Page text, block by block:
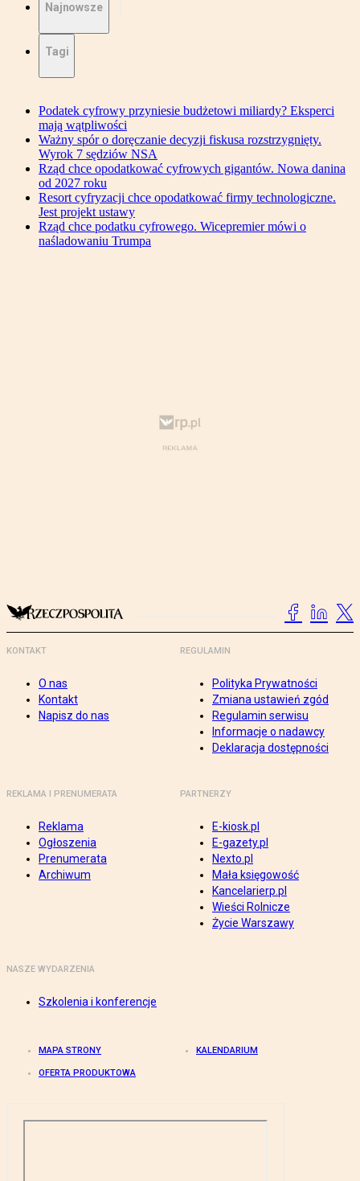
Najnowsze
Tagi
Podatek cyfrowy przyniesie budżetowi miliardy? Eksperci
mają wątpliwości
Ważny spór o doręczanie decyzji fiskusa rozstrzygnięty.
Wyrok 7 sędziów NSA
Rząd chce opodatkować cyfrowych gigantów. Nowa danina
od 2027 roku
Resort cyfryzacji chce opodatkować firmy technologiczne.
Jest projekt ustawy
Rząd chce podatku cyfrowego. Wicepremier mówi o
naśladowaniu Trumpa
KONTAKT
O nas
Kontakt
Napisz do nas
REGULAMIN
Polityka Prywatności
Zmiana ustawień zgód
Regulamin serwisu
Informacje o nadawcy
Deklaracja dostępności
REKLAMA I PRENUMERATA
Reklama
Ogłoszenia
Prenumerata
Archiwum
PARTNERZY
E-kiosk.pl
E-gazety.pl
Nexto.pl
Mała księgowość
Kancelarierp.pl
Wieści Rolnicze
Życie Warszawy
NASZE WYDARZENIA
Szkolenia i konferencje
MAPA STRONY KALENDARIUM
OFERTA PRODUKTOWA